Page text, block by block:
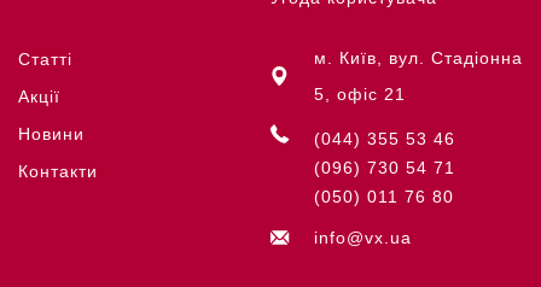
Статті
Акції
Новини
Контакти
м. Київ, вул. Стадіонна
5, офіс 21
(044) 355 53 46
(096) 730 54 71
(050) 011 76 80
info@vx.ua